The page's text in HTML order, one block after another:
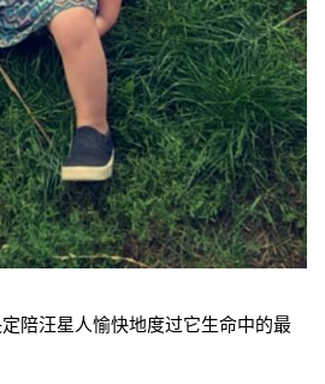
陪汪星人愉快地度过它生命中的最